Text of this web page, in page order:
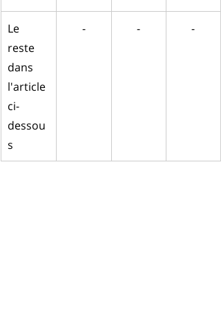
Le
reste
dans
l'article
ci-
dessou
s
- - -